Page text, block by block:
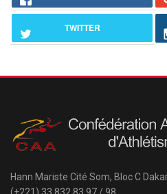
TWITTER
Hann Mariste Cité Som, Bloc C
(+221) 33 832 83 97 / 98